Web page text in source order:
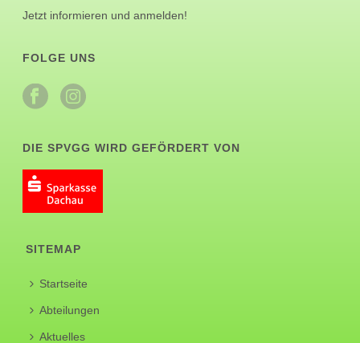
Jetzt informieren und anmelden!
FOLGE UNS
DIE SPVGG WIRD GEFÖRDERT VON
SITEMAP
Startseite
Abteilungen
Aktuelles